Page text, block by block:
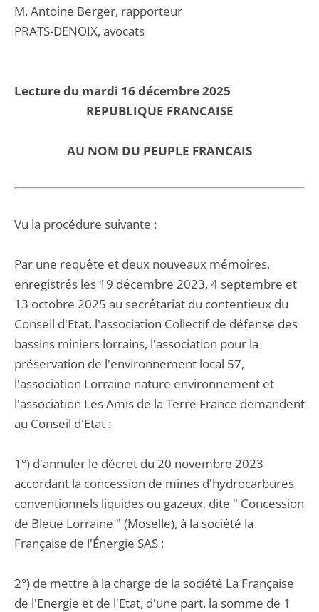
M. Antoine Berger, rapporteur
PRATS-DENOIX, avocats
Lecture du mardi 16 décembre 2025
REPUBLIQUE FRANCAISE
AU NOM DU PEUPLE FRANCAIS
Vu la procédure suivante :
Par une requête et deux nouveaux mémoires,
enregistrés les 19 décembre 2023, 4 septembre et
13 octobre 2025 au secrétariat du contentieux du
Conseil d'Etat, l'association Collectif de défense des
bassins miniers lorrains, l'association pour la
préservation de l'environnement local 57,
l'association Lorraine nature environnement et
l'association Les Amis de la Terre France demandent
au Conseil d'Etat :
1°) d'annuler le décret du 20 novembre 2023
accordant la concession de mines d'hydrocarbures
conventionnels liquides ou gazeux, dite " Concession
de Bleue Lorraine " (Moselle), à la société la
Française de l'Énergie SAS ;
2°) de mettre à la charge de la société La Française
de l'Energie et de l'Etat, d'une part, la somme de 1